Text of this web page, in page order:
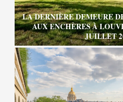
LA DERNIÈRE DEMEURE
AUX ENCHÈRES À
JUILLET